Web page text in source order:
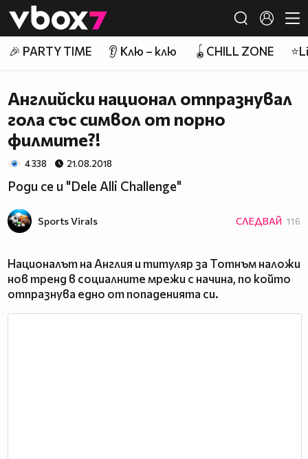
👾
🎉 PARTY TIME 👂 Клю – клю 🪀CHILL ZONE
Английски национал отпразнувал
гола със символ от порно
филмите?!
4 338 21.08.2018
Роди се и "Dele Alli Challenge"
Sports Virals СЛЕДВАЙ 116
Националът на Англия и титуляр за Тотнъм наложи
нов тренд в социалните мрежи с начина, по който
отпразнува едно от попаденията си.